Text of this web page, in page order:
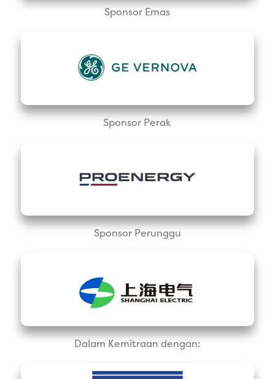
Sponsor Emas
Sponsor Perak
Sponsor Perunggu
Dalam Kemitraan dengan: